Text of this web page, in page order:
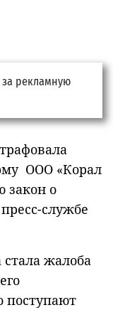
ООО «Корал
закон о
службе
стала жалоба
поступают